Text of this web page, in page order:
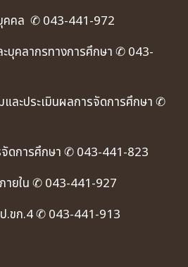
คคล ✆ 043-441-972
บุคลากรทางการศึกษา ✆ 043-
ละประเมินผลการจัดการศึกษา ✆
ดการศึกษา ✆ 043-441-823
ายใน ✆ 043-441-927
.ขก.4 ✆ 043-441-913